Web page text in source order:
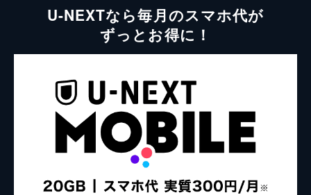
U-NEXTなら毎月のスマホ代が
ずっとお得に！